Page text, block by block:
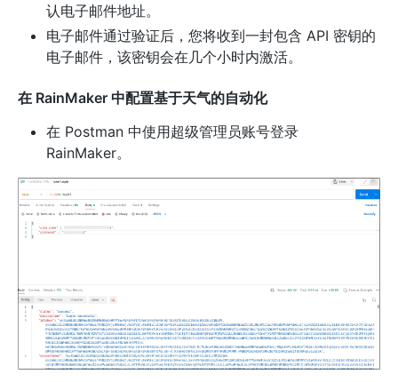
认电子邮件地址。
电子邮件通过验证后，您将收到一封包含 API 密钥的
电子邮件，该密钥会在几个小时内激活。
在 RainMaker 中配置基于天气的自动化
在 Postman 中使用超级管理员账号登录
RainMaker。